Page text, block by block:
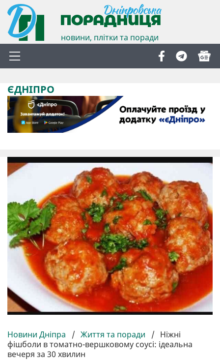
новини, плітки та поради
ЄДНІПРО
Новини Дніпра / Життя та поради / Ніжні
фішболи в томатно-вершковому соусі: ідеальна
вечеря за 30 хвилин